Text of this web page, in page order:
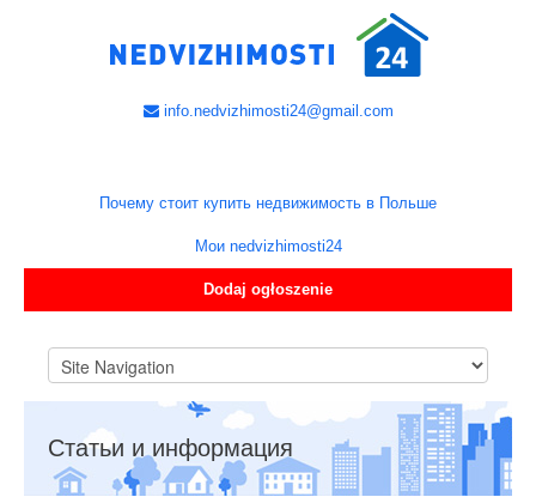
info.nedvizhimosti24@gmail.com
Почему стоит купить недвижимость в Польше
Мои nedvizhimosti24
Dodaj ogłoszenie
Статьи и информация